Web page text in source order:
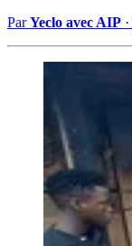
ParYeclo avec AIP ·